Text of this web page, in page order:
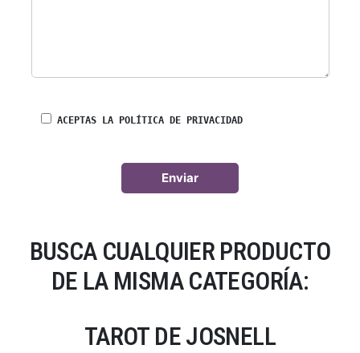
ACEPTAS LA POLÍTICA DE PRIVACIDAD
BUSCA CUALQUIER PRODUCTO
DE LA MISMA CATEGORÍA:
TAROT DE JOSNELL